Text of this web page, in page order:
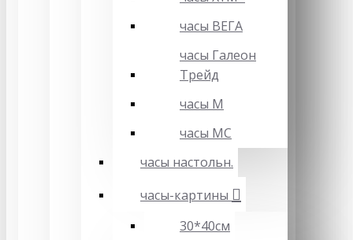
часы ВЕГА
часы Галеон
Трейд
часы М
часы МС
часы настольн.
часы-картины
30*40см